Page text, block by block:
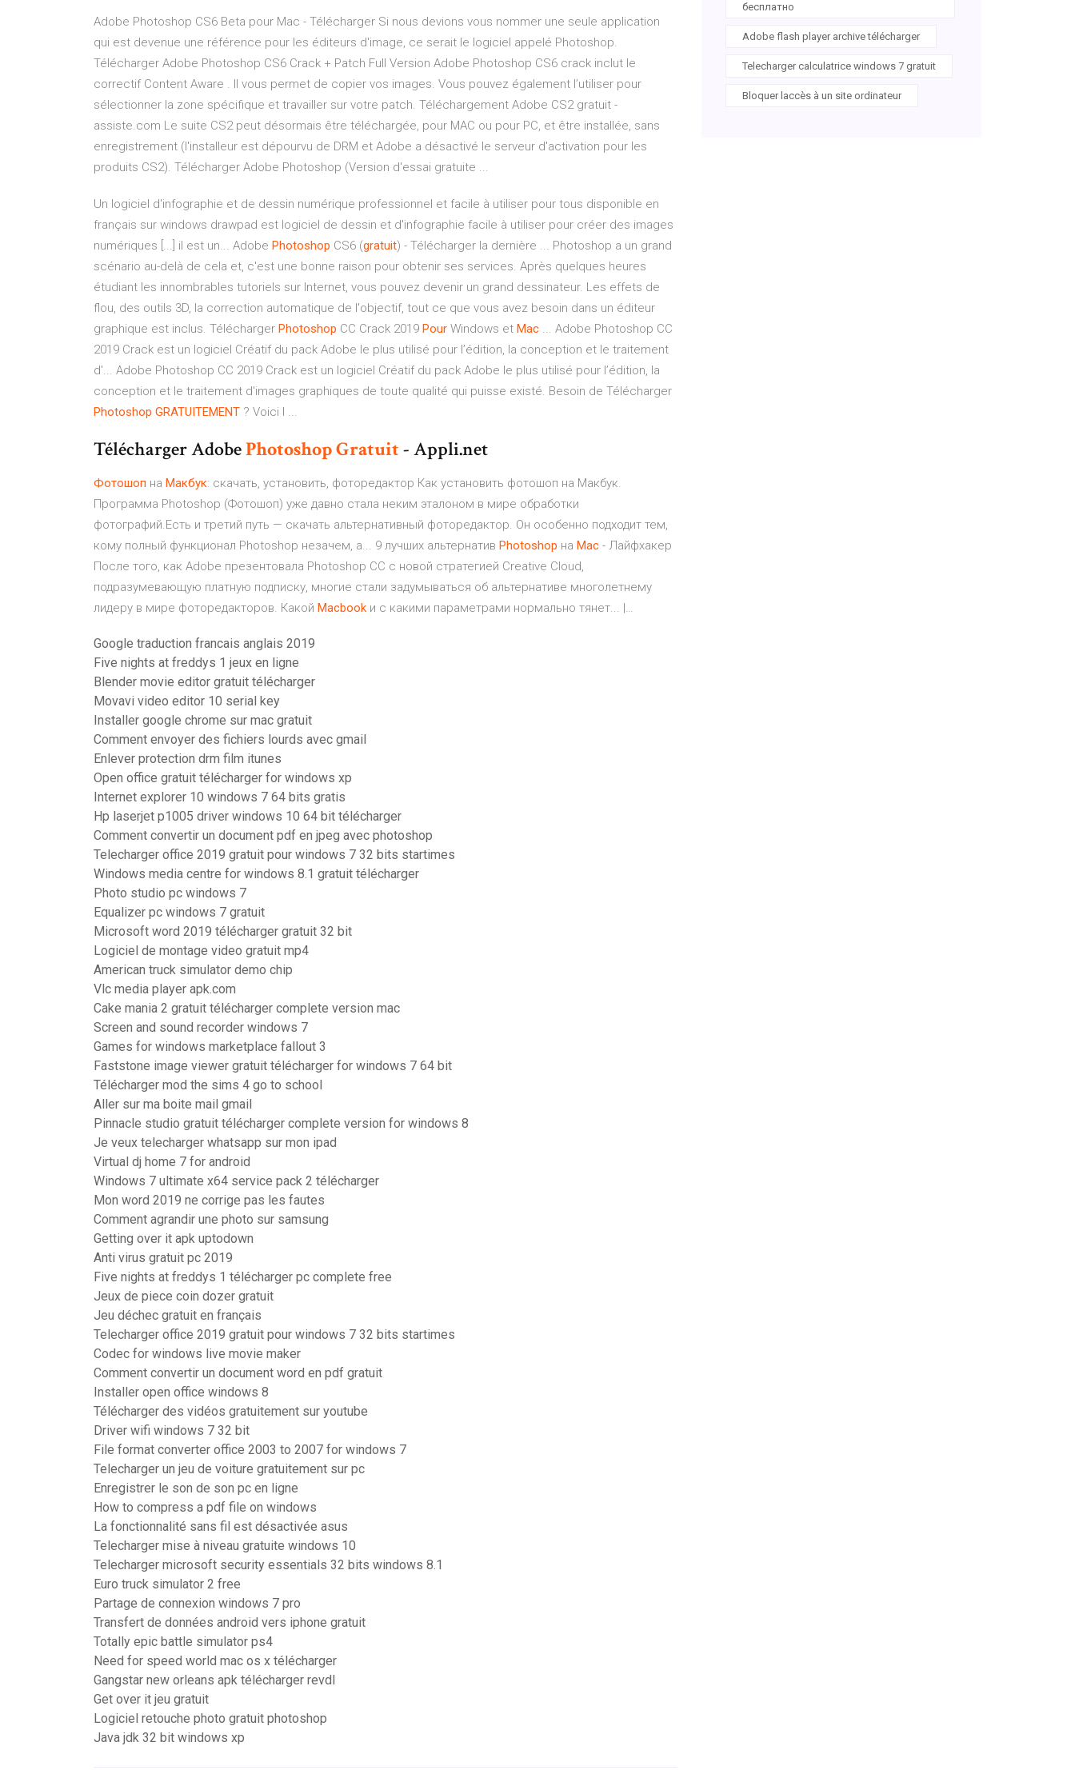
Adobe Photoshop CS6 Beta pour Mac - Télécharger Si nous devions vous nommer une seule application
qui est devenue une référence pour les éditeurs d'image, ce serait le logiciel appelé Photoshop.
Télécharger Adobe Photoshop CS6 Crack + Patch Full Version Adobe Photoshop CS6 crack inclut le
correctif Content Aware . Il vous permet de copier vos images. Vous pouvez également l’utiliser pour
sélectionner la zone spécifique et travailler sur votre patch. Téléchargement Adobe CS2 gratuit -
assiste.com Le suite CS2 peut désormais être téléchargée, pour MAC ou pour PC, et être installée, sans
enregistrement (l'installeur est dépourvu de DRM et Adobe a désactivé le serveur d'activation pour les
produits CS2). Télécharger Adobe Photoshop (Version d'essai gratuite ...
Un logiciel d'infographie et de dessin numérique professionnel et facile à utiliser pour tous disponible en
français sur windows drawpad est logiciel de dessin et d'infographie facile à utiliser pour créer des images
numériques [...] il est un... Adobe Photoshop CS6 (gratuit) - Télécharger la dernière ... Photoshop a un grand
scénario au-delà de cela et, c'est une bonne raison pour obtenir ses services. Après quelques heures
étudiant les innombrables tutoriels sur Internet, vous pouvez devenir un grand dessinateur. Les effets de
flou, des outils 3D, la correction automatique de l'objectif, tout ce que vous avez besoin dans un éditeur
graphique est inclus. Télécharger Photoshop CC Crack 2019 Pour Windows et Mac ... Adobe Photoshop CC
2019 Crack est un logiciel Créatif du pack Adobe le plus utilisé pour l’édition, la conception et le traitement
d'... Adobe Photoshop CC 2019 Crack est un logiciel Créatif du pack Adobe le plus utilisé pour l’édition, la
conception et le traitement d'images graphiques de toute qualité qui puisse existé. Besoin de Télécharger
Photoshop GRATUITEMENT ? Voici l ...
Télécharger AdobePhotoshopGratuit- Appli.net
Фотошоп на Макбук: скачать, установить, фоторедактор Как установить фотошоп на Макбук.
Программа Photoshop (Фотошоп) уже давно стала неким эталоном в мире обработки
фотографий.Есть и третий путь — скачать альтернативный фоторедактор. Он особенно подходит тем,
кому полный функционал Photoshop незачем, а... 9 лучших альтернатив Photoshop на Mac - Лайфхакер
После того, как Adobe презентовала Photoshop CC с новой стратегией Creative Cloud,
подразумевающую платную подписку, многие стали задумываться об альтернативе многолетнему
лидеру в мире фоторедакторов. Какой Macbook и с какими параметрами нормально тянет... |…
Google traduction francais anglais 2019
Five nights at freddys 1 jeux en ligne
Blender movie editor gratuit télécharger
Movavi video editor 10 serial key
Installer google chrome sur mac gratuit
Comment envoyer des fichiers lourds avec gmail
Enlever protection drm film itunes
Open office gratuit télécharger for windows xp
Internet explorer 10 windows 7 64 bits gratis
Hp laserjet p1005 driver windows 10 64 bit télécharger
Comment convertir un document pdf en jpeg avec photoshop
Telecharger office 2019 gratuit pour windows 7 32 bits startimes
Windows media centre for windows 8.1 gratuit télécharger
Photo studio pc windows 7
Equalizer pc windows 7 gratuit
Microsoft word 2019 télécharger gratuit 32 bit
Logiciel de montage video gratuit mp4
American truck simulator demo chip
Vlc media player apk.com
Cake mania 2 gratuit télécharger complete version mac
Screen and sound recorder windows 7
Games for windows marketplace fallout 3
Faststone image viewer gratuit télécharger for windows 7 64 bit
Télécharger mod the sims 4 go to school
Aller sur ma boite mail gmail
Pinnacle studio gratuit télécharger complete version for windows 8
Je veux telecharger whatsapp sur mon ipad
Virtual dj home 7 for android
Windows 7 ultimate x64 service pack 2 télécharger
Mon word 2019 ne corrige pas les fautes
Comment agrandir une photo sur samsung
Getting over it apk uptodown
Anti virus gratuit pc 2019
Five nights at freddys 1 télécharger pc complete free
Jeux de piece coin dozer gratuit
Jeu déchec gratuit en français
Telecharger office 2019 gratuit pour windows 7 32 bits startimes
Codec for windows live movie maker
Comment convertir un document word en pdf gratuit
Installer open office windows 8
Télécharger des vidéos gratuitement sur youtube
Driver wifi windows 7 32 bit
File format converter office 2003 to 2007 for windows 7
Telecharger un jeu de voiture gratuitement sur pc
Enregistrer le son de son pc en ligne
How to compress a pdf file on windows
La fonctionnalité sans fil est désactivée asus
Telecharger mise à niveau gratuite windows 10
Telecharger microsoft security essentials 32 bits windows 8.1
Euro truck simulator 2 free
Partage de connexion windows 7 pro
Transfert de données android vers iphone gratuit
Totally epic battle simulator ps4
Need for speed world mac os x télécharger
Gangstar new orleans apk télécharger revdl
Get over it jeu gratuit
Logiciel retouche photo gratuit photoshop
Java jdk 32 bit windows xp
бесплатно
Adobe flash player archive télécharger
Telecharger calculatrice windows 7 gratuit
Bloquer laccès à un site ordinateur